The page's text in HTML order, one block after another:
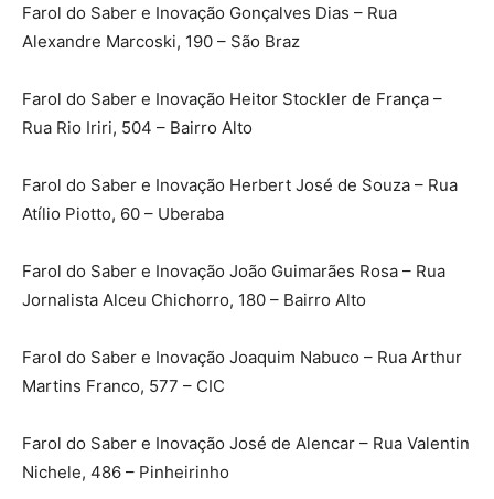
Farol do Saber e Inovação Gonçalves Dias – Rua
Alexandre Marcoski, 190 – São Braz
Farol do Saber e Inovação Heitor Stockler de França –
Rua Rio Iriri, 504 – Bairro Alto
Farol do Saber e Inovação Herbert José de Souza – Rua
Atílio Piotto, 60 – Uberaba
Farol do Saber e Inovação João Guimarães Rosa – Rua
Jornalista Alceu Chichorro, 180 – Bairro Alto
Farol do Saber e Inovação Joaquim Nabuco – Rua Arthur
Martins Franco, 577 – CIC
Farol do Saber e Inovação José de Alencar – Rua Valentin
Nichele, 486 – Pinheirinho